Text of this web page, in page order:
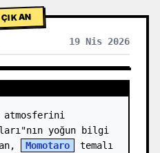
ve mavi gr…
19 Nis 2026
GÖRÜNTÜLE
yoğun bilgi
Momotaro
temalı